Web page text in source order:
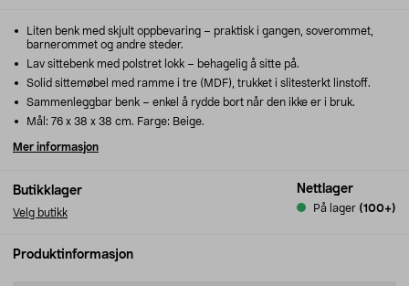
Butikklager
Velg butikk
Nettlager
På lager (100+)
Liten benk med skjult oppbevaring – praktisk i gangen, soverommet,
barnerommet og andre steder.
Lav sittebenk med polstret lokk – behagelig å sitte på.
Solid sittemøbel med ramme i tre (MDF), trukket i slitesterkt linstoff.
Sammenleggbar benk – enkel å rydde bort når den ikke er i bruk.
Mål: 76 x 38 x 38 cm. Farge: Beige.
Mer informasjon
Produktinformasjon